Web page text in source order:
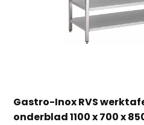
Gastro-Inox RVS
onderblad 1100 x 700 x